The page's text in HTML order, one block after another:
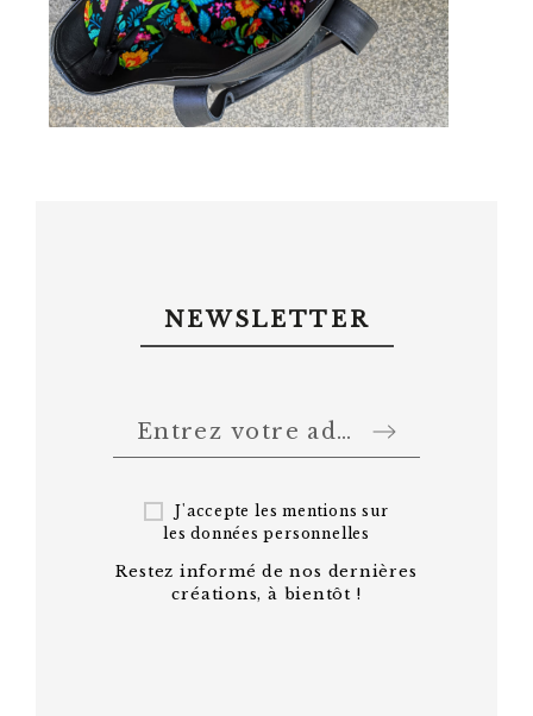
NEWSLETTER
J'accepte les mentions sur
lesdonnées personnelles
Restez informé de nos dernières
créations, à bientôt !